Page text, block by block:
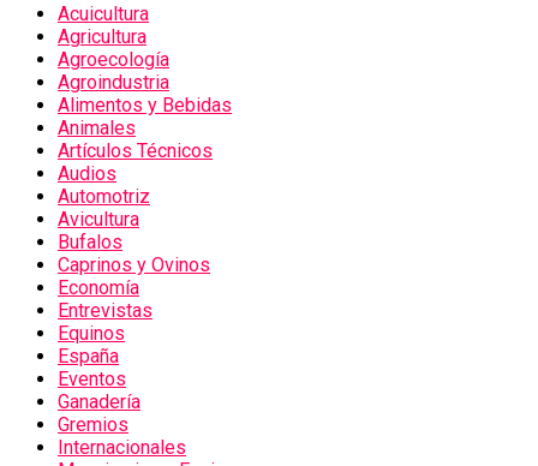
Acuicultura
Agricultura
Agroecología
Agroindustria
Alimentos y Bebidas
Animales
Artículos Técnicos
Audios
Automotriz
Avicultura
Bufalos
Caprinos y Ovinos
Economía
Entrevistas
Equinos
España
Eventos
Ganadería
Gremios
Internacionales